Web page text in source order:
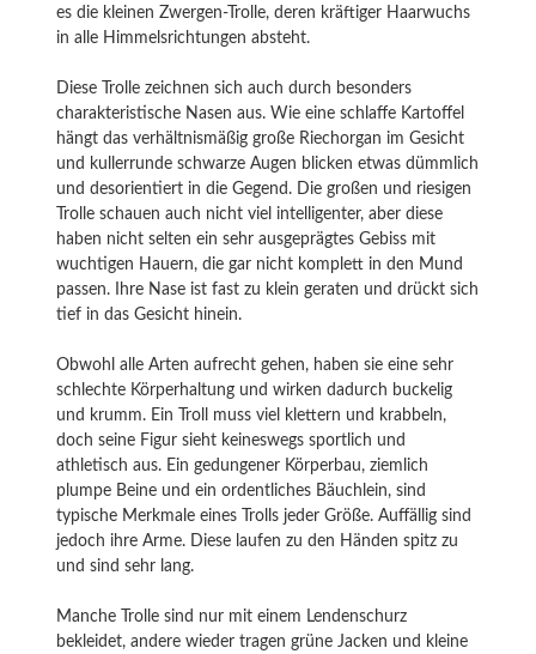
es die kleinen Zwergen-Trolle, deren kräftiger Haarwuchs
in alle Himmelsrichtungen absteht.
Diese Trolle zeichnen sich auch durch besonders
charakteristische Nasen aus. Wie eine schlaffe Kartoffel
hängt das verhältnismäßig große Riechorgan im Gesicht
und kullerrunde schwarze Augen blicken etwas dümmlich
und desorientiert in die Gegend. Die großen und riesigen
Trolle schauen auch nicht viel intelligenter, aber diese
haben nicht selten ein sehr ausgeprägtes Gebiss mit
wuchtigen Hauern, die gar nicht komplett in den Mund
passen. Ihre Nase ist fast zu klein geraten und drückt sich
tief in das Gesicht hinein.
Obwohl alle Arten aufrecht gehen, haben sie eine sehr
schlechte Körperhaltung und wirken dadurch buckelig
und krumm. Ein Troll muss viel klettern und krabbeln,
doch seine Figur sieht keineswegs sportlich und
athletisch aus. Ein gedungener Körperbau, ziemlich
plumpe Beine und ein ordentliches Bäuchlein, sind
typische Merkmale eines Trolls jeder Größe. Auffällig sind
jedoch ihre Arme. Diese laufen zu den Händen spitz zu
und sind sehr lang.
Manche Trolle sind nur mit einem Lendenschurz
bekleidet, andere wieder tragen grüne Jacken und kleine